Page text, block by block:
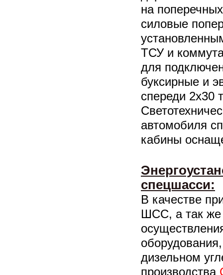
на
силовые
ТСУ и
для
буксирные и
спереди 2х30
автомобиля
кабины
спецшасси:
В качестве
ШСС, а так же
дизельном
производства